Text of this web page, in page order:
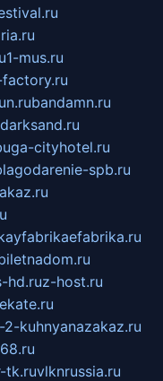
1-mus.ru
bandamn.ru
darksand.ru
cityhotel.ru
spb.ru
hd.ruz-host.ru
kuhnyanazakaz.ru
tk.ruvlknrussia.ru